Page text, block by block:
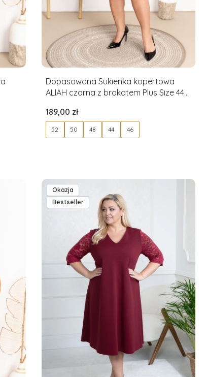
Dopasowana Sukienka kopertowa
ALIAH czarna z brokatem Plus Size 44-
Cena
189,00 zł
52 50 48 44 46
Okazja
Bestseller